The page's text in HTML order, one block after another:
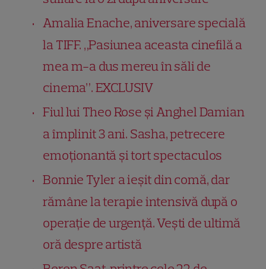
Amalia Enache, aniversare specială
la TIFF. „Pasiunea aceasta cinefilă a
mea m-a dus mereu în săli de
cinema”. EXCLUSIV
Fiul lui Theo Rose și Anghel Damian
a împlinit 3 ani. Sasha, petrecere
emoționantă și tort spectaculos
Bonnie Tyler a ieșit din comă, dar
rămâne la terapie intensivă după o
operație de urgență. Vești de ultimă
oră despre artistă